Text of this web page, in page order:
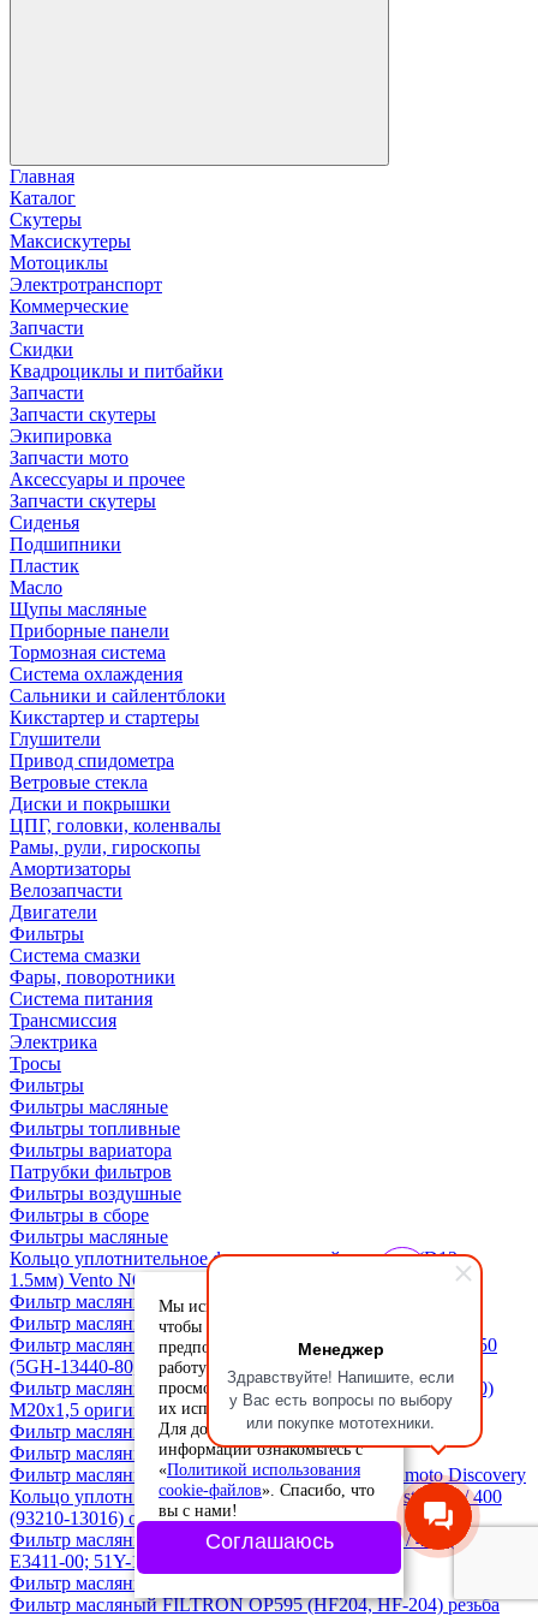
Менеджер
Здравствуйте! Напишите, если
у Вас есть вопросы по выбору
или покупке мототехники.
Главная
Каталог
Скутеры
Максискутеры
Мотоциклы
Электротранспорт
Коммерческие
Запчасти
Скидки
Квадроциклы и питбайки
Запчасти
Запчасти скутеры
Экипировка
Запчасти мото
Аксессуары и прочее
Запчасти скутеры
Сиденья
Подшипники
Пластик
Масло
Щупы масляные
Приборные панели
Тормозная система
Система охлаждения
Сальники и сайлентблоки
Кикстартер и стартеры
Глушители
Привод спидометра
Ветровые стекла
Диски и покрышки
ЦПГ, головки, коленвалы
Рамы, рули, гироскопы
Амортизаторы
Велозапчасти
Двигатели
Фильтры
Система смазки
Фары, поворотники
Система питания
Трансмиссия
Электрика
Тросы
Фильтры
Фильтры масляные
Фильтры топливные
Фильтры вариатора
Патрубки фильтров
Фильтры воздушные
Фильтры в сборе
Фильтры масляные
Кольцо уплотнительное фильтра тонкой очистки (D12 х
1.5мм) Vento NOVA RS, AURA RS
Фильтр масляный Suzuki 16510-45H10 (HF131) оригинал
Фильтр масляный 174YMV, Regulmoto XADV
Фильтр масляный Yamaha YZF-R1 / R6 / FJR1300 / XVS950
(5GH-13440-80, 5GH-13440-90) оригинал
Фильтр масляный Yamaha T-Max 500 / 530 (5DM-13440-00)
M20x1,5 оригинал
Фильтр масляный Hi-Flo HF651
Фильтр масляный Hi-Flo HF163
Фильтр масляный MANN-FILTER W68/3, Regulmoto Discovery
Кольцо уплотн.масляного фильтра Yamaha Majesty 250 / 400
(93210-13016) оригинал
Фильтр масляный (сеточка) Yamaha Majesty 250 / 400 (5YP-
E3411-00; 51Y-13411-00) оригинал
Фильтр масляный METACO 1061016 HF140
Фильтр масляный FILTRON OP595 (HF204, HF-204) резьба
Мы используем cookie-файлы,
чтобы учесть ваши
предпочтения и улучшить
работу сайта. Продолжая
просмотр, вы соглашаетесь с
их использованием.
Для дополнительной
информации ознакомьтесь с
«Политикой использования
cookie-файлов». Спасибо, что
вы с нами!
Соглашаюсь